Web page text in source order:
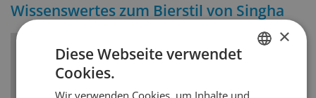
Wissenswertes zum Bierstil von Singha
Bierstil
Specialty Grain Beer and Ale
×
Diese Webseite verwendet
Cookies.
Wir verwenden Cookies, um Inhalte und